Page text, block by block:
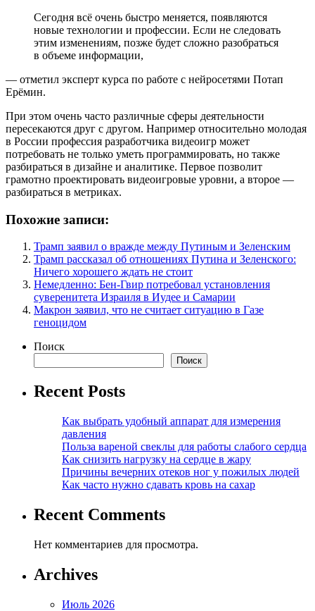
Сегодня всё очень быстро меняется, появляются
новые технологии и профессии. Если не следовать
этим изменениям, позже будет сложно разобраться
в объеме информации,
— отметил эксперт курса по работе с нейросетями Потап
Ерёмин.
При этом очень часто различные сферы деятельности
пересекаются друг с другом. Например относительно молодая
в России профессия разработчика видеоигр может
потребовать не только уметь программировать, но также
разбираться в дизайне и аналитике. Первое позволит
грамотно проектировать видеоигровые уровни, а второе —
разбираться в метриках.
Похожие записи:
Трамп заявил о вражде между Путиным и Зеленским
Трамп рассказал об отношениях Путина и Зеленского:
Ничего хорошего ждать не стоит
Немедленно: Бен-Гвир потребовал установления
суверенитета Израиля в Иудее и Самарии
Макрон заявил, что не считает ситуацию в Газе
геноцидом
Поиск
Поиск
Recent Posts
Как выбрать удобный аппарат для измерения
давления
Польза вареной свеклы для работы слабого сердца
Как снизить нагрузку на сердце в жару
Причины вечерних отеков ног у пожилых людей
Как часто нужно сдавать кровь на сахар
Recent Comments
Нет комментариев для просмотра.
Archives
Июль 2026